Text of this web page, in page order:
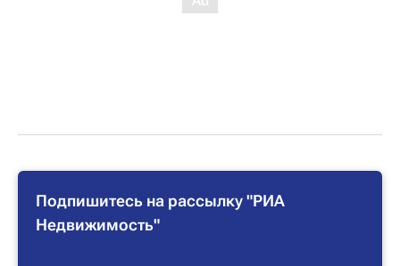
Подпишитесь на рассылку "РИА
Недвижимость"